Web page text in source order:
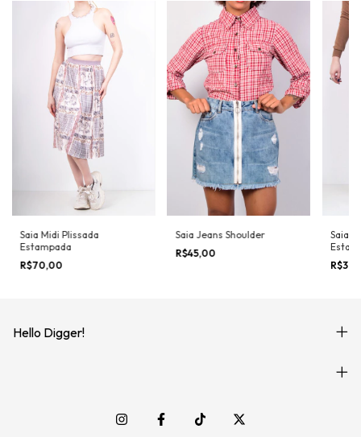
Saia Midi Plissada
Estampada
R$70,00
Saia Jeans Shoulder
R$45,00
Saia
Hello Digger!